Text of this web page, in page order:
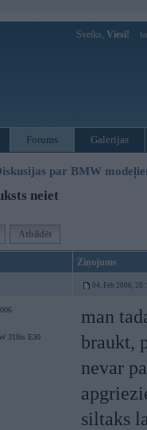
Sveiks, Viesi!
Forums Galerijas
par BMW
neiet
Atbildēt
Ziņojums
04. Feb 2006,
318is E30
man
braukt,
nevar
siltaks